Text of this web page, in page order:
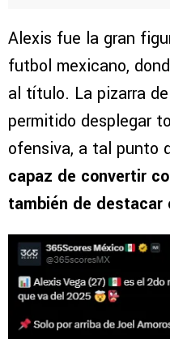
Alexis fue la gran
futbol mexicano,
al título. La pizarra de
permitido desplegar
ofensiva, a tal punto
capaz de convertir
también de destacar